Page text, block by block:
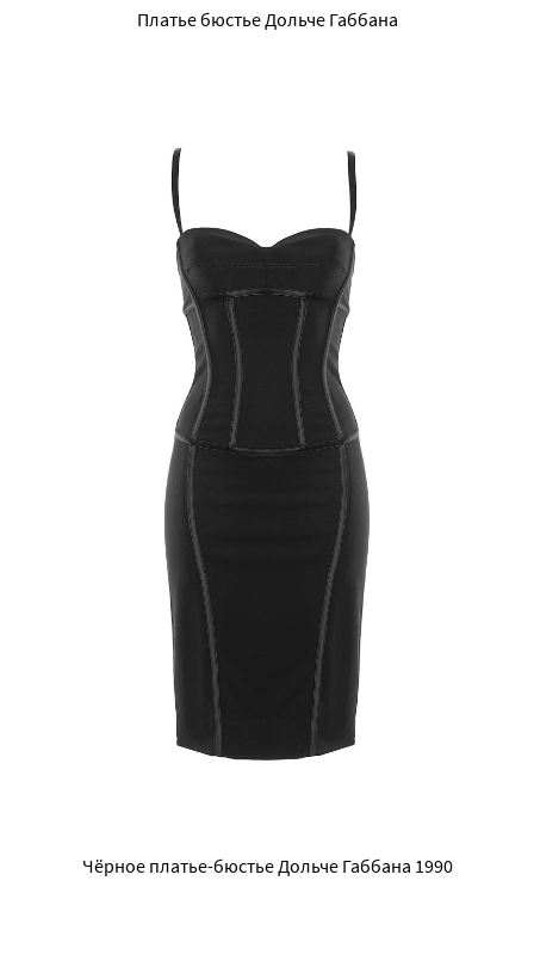
Платье бюстье Дольче Габбана
Чёрное платье-бюстье Дольче Габбана 1990